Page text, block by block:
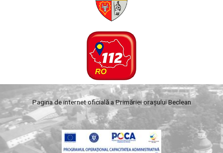
Pagina de internet oficială a Primăriei orașului Beclean